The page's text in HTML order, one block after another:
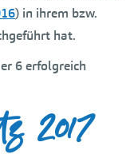
) in ihrem bzw.
hat.
6 erfolgreich
2017